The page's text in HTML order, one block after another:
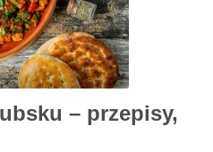
– przepisy,